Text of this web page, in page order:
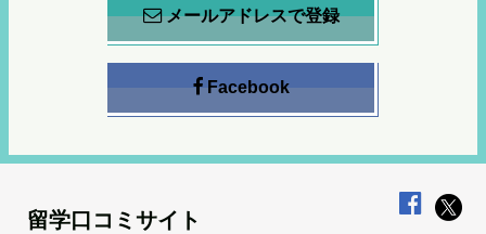
メールアドレスで登録
Facebook
留学口コミサイト